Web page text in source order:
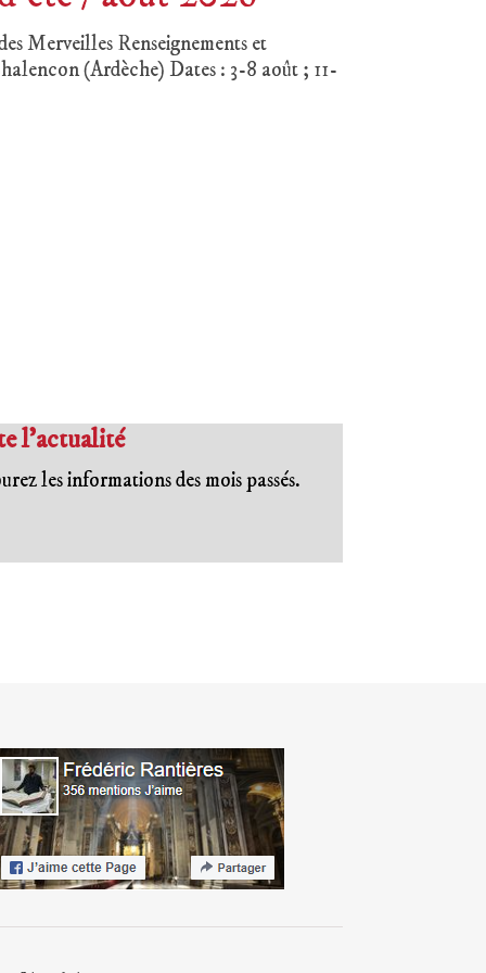
Merveilles Renseignements et
(Ardèche) Dates : 3-8 août ; 11-
l’actualité
les informations des mois passés.